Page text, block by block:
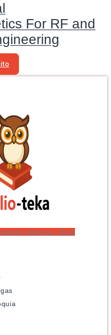
For RF and
Instagram Tiktok